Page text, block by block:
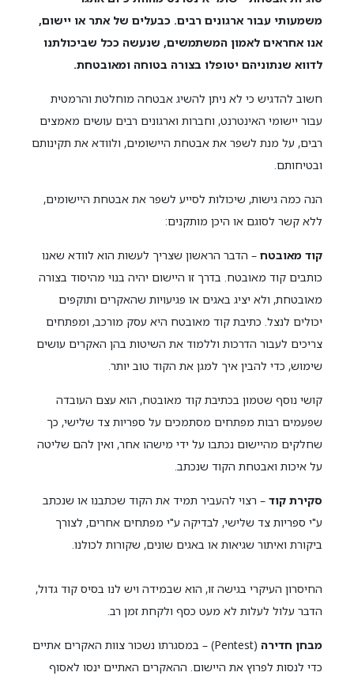
משמעותי עבור ארגונים רבים. כבעלים של אתר או יישום,
אנו אחראים לאמון המשתמשים, שנעשה ככל שביכולתנו
לדווא שנתוניהם יטופלו בצורה בטוחה ומאובטחת.
חשוב להדגיש כי לא ניתן להשיג אבטחה מוחלטת והרמטית
עבור יישומי האינטרנט, וחברות וארגונים רבים עושים מאמצים
רבים, על מנת לשפר את אבטחת היישומים, ולוודא את תקינותם
ובטיחותם.
הנה כמה גישות, שיכולות לסייע לשפר את אבטחת היישומים,
ללא קשר לסוגם או היכן מותקנים:
קוד מאובטח – הדבר הראשון שצריך לעשות הוא לוודא שאנו
כותבים קוד מאובטח. בדרך זו היישום יהיה בנוי מהיסוד בצורה
מאובטחת, ולא יציג באגים או פגיעויות שהאקרים ותוקפים
יכולים לנצל. כתיבת קוד מאובטח היא עסק מורכב, ומפתחים
צריכים לעבור הדרכות וללמוד את השיטות בהן האקרים עושים
שימוש, כדי להבין איך למגן את הקוד טוב יותר.
קושי נוסף שטמון בכתיבת קוד מאובטח, הוא עצם העובדה
שפעמים רבות מפתחים מסתמכים על ספריות צד שלישי, כך
שחלקים מהיישום נכתבו על ידי מישהו אחר, ואין להם שליטה
על איכות ואבטחת הקוד שנכתב.
סקירת קוד – רצוי להעביר תמיד את הקוד שכתבנו או שנכתב
ע"י ספריות צד שלישי, לבדיקה ע"י מפתחים אחרים, לצורך
ביקורת ואיתור שגיאות או באגים שונים, שקורות לכולנו.
החיסרון העיקרי בגישה זו, הוא שבמידה ויש לנו בסיס קוד גדול,
הדבר עלול לעלות לא מעט כסף ולקחת זמן רב.
מבחן חדירה
(Pentest) – במסגרתו נשכור צוות האקרים אתיים
כדי לנסות לפרוץ את היישום. ההאקרים האתיים ינסו לאסוף